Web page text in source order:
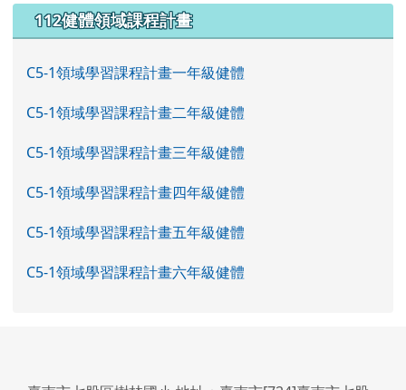
左邊區域內容
112健體領域課程計畫
C5-1領域學習課程計畫一年級健體
C5-1領域學習課程計畫二年級健體
C5-1領域學習課程計畫三年級健體
C5-1領域學習課程計畫四年級健體
C5-1領域學習課程計畫五年級健體
C5-1領域學習課程計畫六年級健體